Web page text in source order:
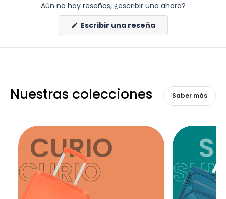
Aún no hay reseñas, ¿escribir una ahora?
Escribir una reseña(Se
abre
una
Nuestras colecciones Saber más
CURIO
CURIO